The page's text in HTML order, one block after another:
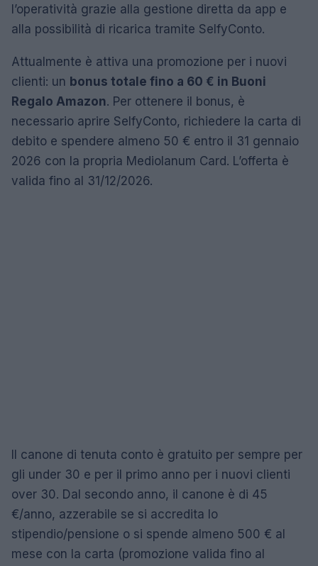
l’operatività grazie alla gestione diretta da app e
alla possibilità di ricarica tramite SelfyConto.
Attualmente è attiva una promozione per i nuovi
clienti: un bonus totale fino a 60 € in Buoni
Regalo Amazon. Per ottenere il bonus, è
necessario aprire SelfyConto, richiedere la carta di
debito e spendere almeno 50 € entro il 31 gennaio
2026 con la propria Mediolanum Card. L’offerta è
valida fino al 31/12/2026.
Il canone di tenuta conto è gratuito per sempre per
gli under 30 e per il primo anno per i nuovi clienti
over 30. Dal secondo anno, il canone è di 45
€/anno, azzerabile se si accredita lo
stipendio/pensione o si spende almeno 500 € al
mese con la carta (promozione valida fino al